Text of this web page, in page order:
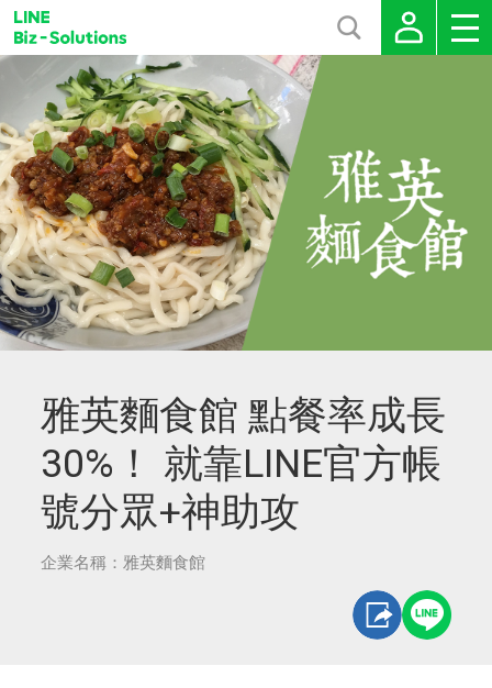
雅英麵食館 點餐率成長
30%！ 就靠LINE官方帳
號分眾+神助攻
企業名稱：雅英麵食館